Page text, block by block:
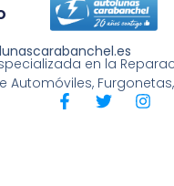
en la
Automóviles,